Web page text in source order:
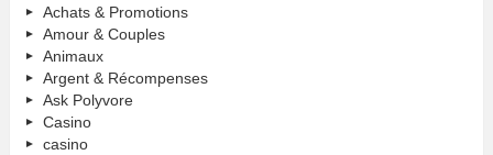
Achats & Promotions
Amour & Couples
Animaux
Argent & Récompenses
Ask Polyvore
Casino
casino